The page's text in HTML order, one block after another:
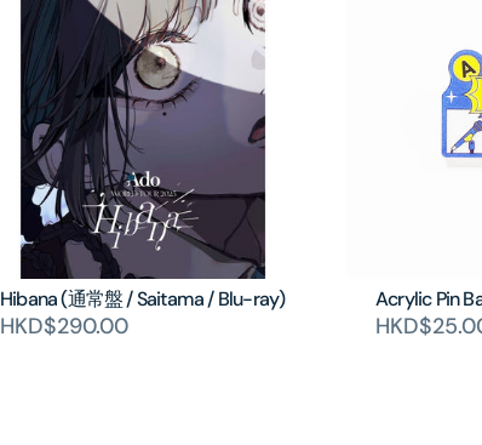
Hibana (通常盤 / Saitama / Blu-ray)
HKD$290.00
Acrylic Pin